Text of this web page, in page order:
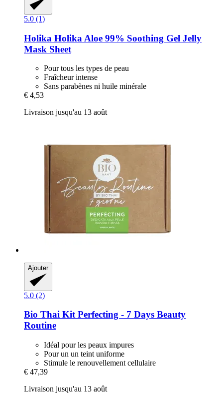
5.0 (1)
Holika Holika Aloe 99% Soothing Gel Jelly
Mask Sheet
Pour tous les types de peau
Fraîcheur intense
Sans parabènes ni huile minérale
€ 4,53
Livraison jusqu'au 13 août
Ajouter
5.0 (2)
Bio Thai Kit Perfecting -​ 7 Days Beauty
Routine
Idéal pour les peaux impures
Pour un un teint uniforme
Stimule le renouvellement cellulaire
€ 47,39
Livraison jusqu'au 13 août